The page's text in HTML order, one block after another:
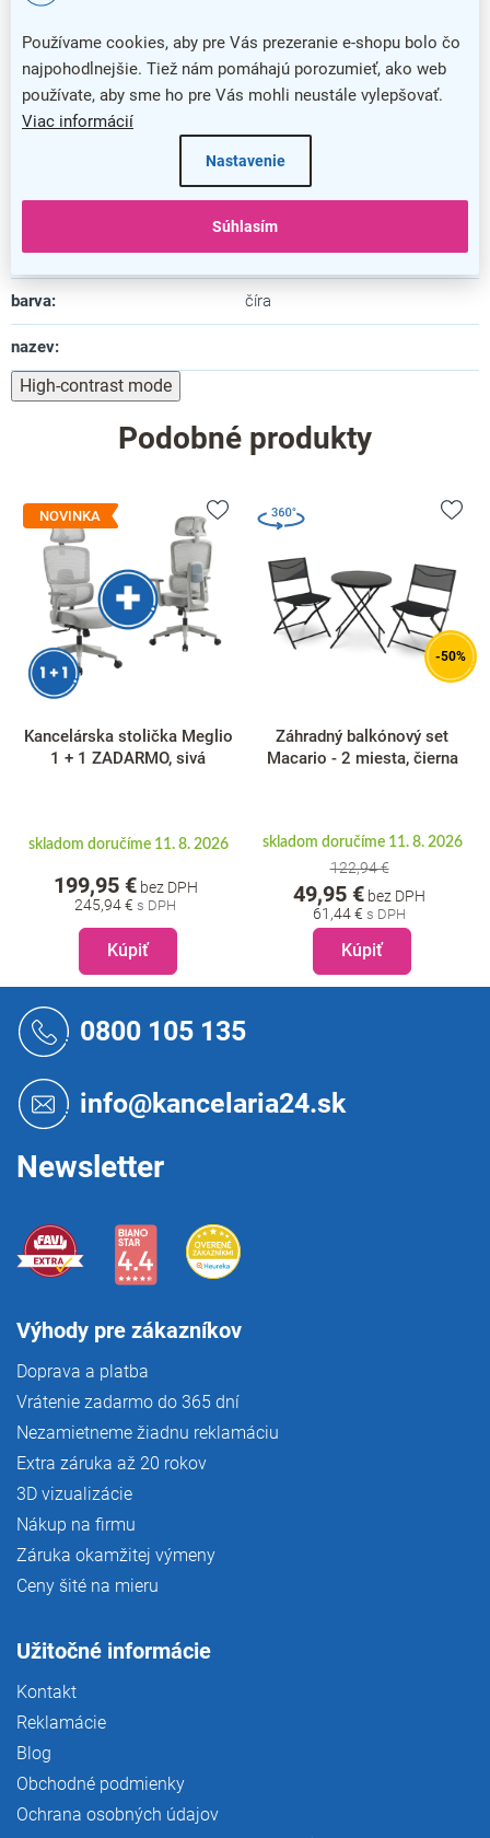
Používame cookies, aby pre Vás prezeranie e-shopu bolo čo
najpohodlnejšie. Tiež nám pomáhajú porozumieť, ako web
používate, aby sme ho pre Vás mohli neustále vylepšovať.
Viac informácií
Nastavenie
Súhlasím
Dĺžka: 9,4 cm
Šírka:
25,5 cm
Materiál
Uspôsobené pre formát: A4
barva: číra
nazev:
High-contrast mode
Podobné produkty
NOVINKA
Kancelárska stolička Meglio
1 + 1 ZADARMO, sivá
skladom doručíme 11. 8. 2026
245,94 €
199,95 €bez DPH
Kúpiť
-50%
Záhradný balkónový set
Macario - 2 miesta, čierna
skladom doručíme 11. 8. 2026
122,94 €
61,44 €
49,95 € bez DPH
Kúpiť
0800 105 135
info@kancelaria24.sk
Newsletter
Výhody pre zákazníkov
Doprava a platba
Vrátenie zadarmo do 365 dní
Nezamietneme žiadnu reklamáciu
Extra záruka až 20 rokov
3D vizualizácie
Nákup na firmu
Záruka okamžitej výmeny
Ceny šité na mieru
Užitočné informácie
Kontakt
Reklamácie
Blog
Obchodné podmienky
Ochrana osobných údajov